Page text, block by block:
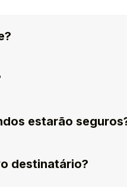
estarão
destinatário?